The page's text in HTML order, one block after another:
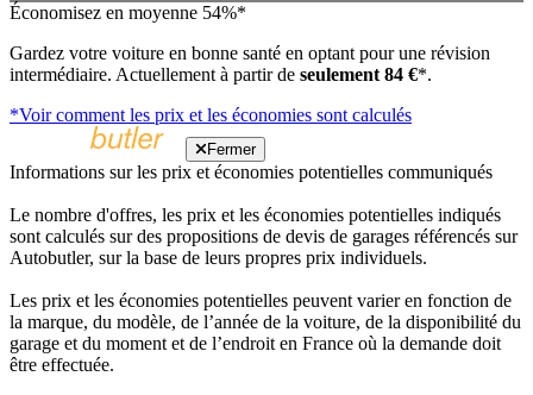
Économisez en moyenne 54%*
Gardez votre voiture en bonne santé en optant pour une révision
intermédiaire. Actuellement à partir de seulement 84 €*.
*Voir comment les prix et les économies sont calculés
Fermer
Informations sur les prix et économies potentielles communiqués
Le nombre d'offres, les prix et les économies potentielles indiqués
sont calculés sur des propositions de devis de garages référencés sur
Autobutler, sur la base de leurs propres prix individuels.
Les prix et les économies potentielles peuvent varier en fonction de
la marque, du modèle, de l’année de la voiture, de la disponibilité du
garage et du moment et de l’endroit en France où la demande doit
être effectuée.